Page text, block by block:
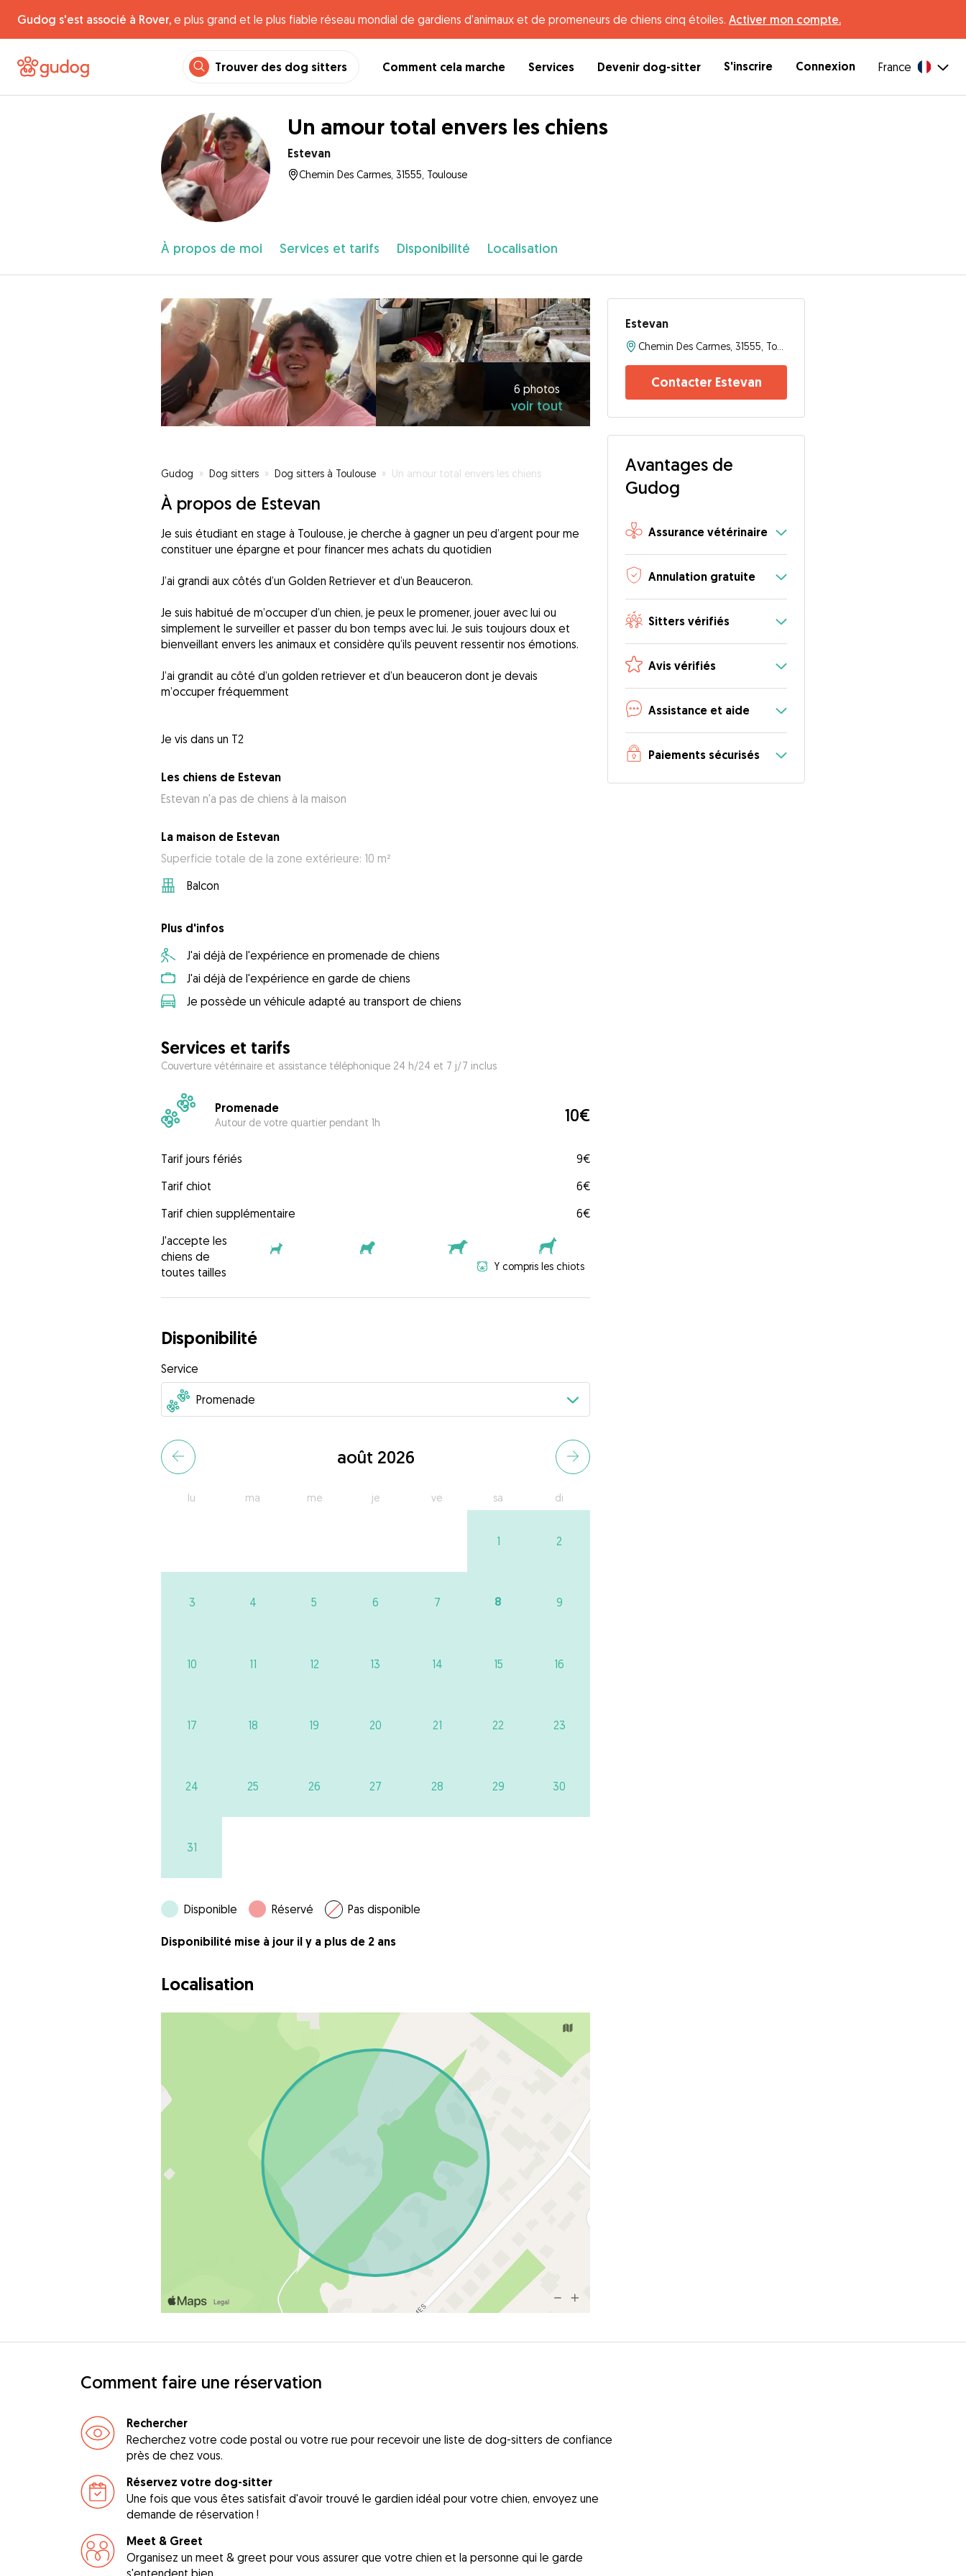
Gudog s'est associé à Rover, e plus grand et le plus fiable réseau mondial de gardiens d'animaux et de promeneurs de chiens cinq étoiles. Activer mon compte.
Trouver des dog sitters Comment cela marche Services Devenir dog-sitter S'inscrire Connexion France
Un amour total envers les chiens
Estevan
Chemin Des Carmes, 31555, Toulouse
À propos de moi Services et tarifs Disponibilité Localisation
6 photos
voir tout
photos
Gudog » Dog sitters » Dog sitters à Toulouse » Un amour total envers les chiens
À propos de Estevan
Je suis étudiant en stage à Toulouse, je cherche à gagner un peu d’argent pour me
constituer une épargne et pour financer mes achats du quotidien
J’ai grandi aux côtés d’un Golden Retriever et d’un Beauceron.
Je suis habitué de m’occuper d’un chien, je peux le promener, jouer avec lui ou
simplement le surveiller et passer du bon temps avec lui. Je suis toujours doux et
bienveillant envers les animaux et considère qu’ils peuvent ressentir nos émotions.
J’ai grandit au côté d’un golden retriever et d’un beauceron dont je devais
m’occuper fréquemment
Je vis dans un T2
Les chiens de Estevan
Estevan n'a pas de chiens à la maison
La maison de Estevan
Superficie totale de la zone extérieure: 10 m²
Balcon
Plus d'infos
J'ai déjà de l'expérience en promenade de chiens
J'ai déjà de l'expérience en garde de chiens
Je possède un véhicule adapté au transport de chiens
Services et tarifs
Couverture vétérinaire et assistance téléphonique 24 h/24 et 7 j/7 inclus
Promenade
Autour de votre quartier pendant 1h 10€
Tarif jours fériés
9€
Tarif chiot
6€
Tarif chien supplémentaire
6€
J'accepte les
chiens de
toutes tailles
Y compris les chiots
Disponibilité
Service
août 2026
lu ma me je ve sa di
1 2
3 4 5 6 7 8 9
10 11 12 13 14 15 16
17 18 19 20 21 22 23
24 25 26 27 28 29 30
31
Disponible Réservé Pas disponible
Disponibilité mise à jour il y a plus de 2 ans
Localisation
Estevan
Contacter Estevan
Avantages de
Gudog
Assurance vétérinaire
Annulation gratuite
Sitters vérifiés
Avis vérifiés
Assistance et aide
Paiements sécurisés
Comment faire une réservation
Rechercher
Recherchez votre code postal ou votre rue pour recevoir une liste de dog-sitters de confiance
près de chez vous.
Réservez votre dog-sitter
Une fois que vous êtes satisfait d'avoir trouvé le gardien idéal pour votre chien, envoyez une
demande de réservation !
Meet & Greet
Organisez un meet & greet pour vous assurer que votre chien et la personne qui le garde